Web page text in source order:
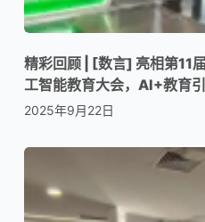
精彩回顾 | [数言] 亮相第11
工智能教育大会，AI+教育引
2025年9月22日